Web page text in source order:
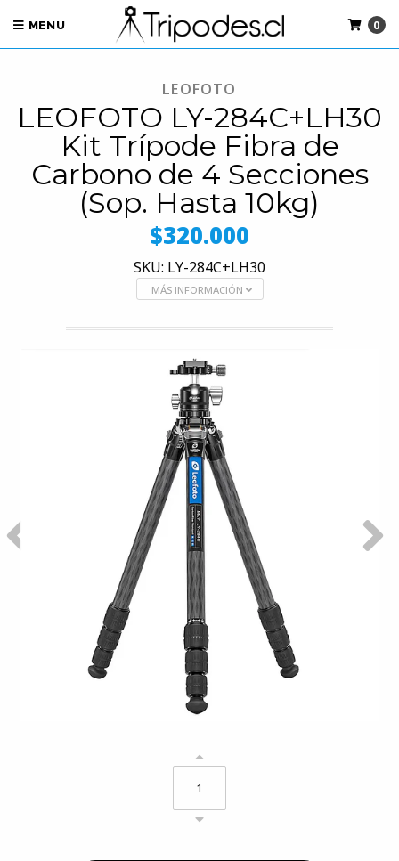
MENU 0
LEOFOTO
LEOFOTO LY-284C+LH30
Kit Trípode Fibra de
Carbono de 4 Secciones
(Sop. Hasta 10kg)
$320.000
SKU: LY-284C+LH30
MÁS INFORMACIÓN